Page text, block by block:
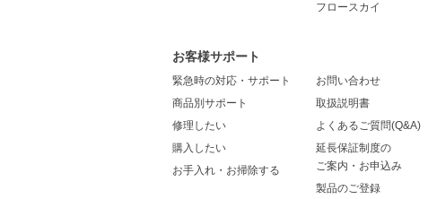
フロースカイ
お客様サポート
緊急時の対応・サポート
商品別サポート
修理したい
購入したい
お手入れ・お掃除する
お問い合わせ
取扱説明書
よくあるご質問(Q&A)
延長保証制度の
ご案内・お申込み
製品のご登録